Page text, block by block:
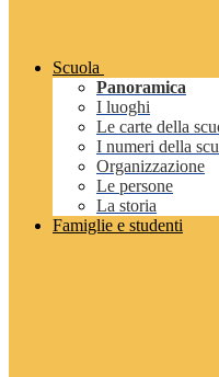
Scuola
Panoramica
I luoghi
Le carte della
I numeri della
Organizzazione
Le persone
La storia
Famiglie e studenti